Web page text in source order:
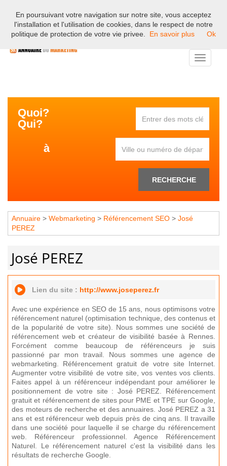
Bienvenue sur l'annuaire professionnel du marketing et de la
communication en France.
Toggle
Quoi?
Qui?
à
RECHERCHE
Annuaire > Webmarketing > Référencement SEO > José
PEREZ
José PEREZ
Lien du site : http://www.joseperez.fr
Avec une expérience en SEO de 15 ans, nous optimisons votre
référencement naturel (optimisation technique, des contenus et
de la popularité de votre site). Nous sommes une société de
référencement web et créateur de visibilité basée à Rennes.
Forcément comme beaucoup de référenceurs je suis
passionné par mon travail. Nous sommes une agence de
webmarketing. Référencement gratuit de votre site Internet.
Augmenter votre visibilité de votre site, vos ventes vos clients.
Faites appel à un référenceur indépendant pour améliorer le
positionnement de votre site : José PEREZ. Référencement
gratuit et référencement de sites pour PME et TPE sur Google,
des moteurs de recherche et des annuaires. José PEREZ a 31
ans et est référenceur web depuis près de cinq ans. Il travaille
dans une société pour laquelle il se charge du référencement
web. Référenceur professionnel. Agence Référencement
Naturel. Le référencement naturel c'est la visibilité dans les
résultats de recherche Google.
En poursuivant votre navigation sur notre site, vous acceptez
l'installation et l'utilisation de cookies, dans le respect de notre
politique de protection de votre vie privee.
En savoir plus Ok